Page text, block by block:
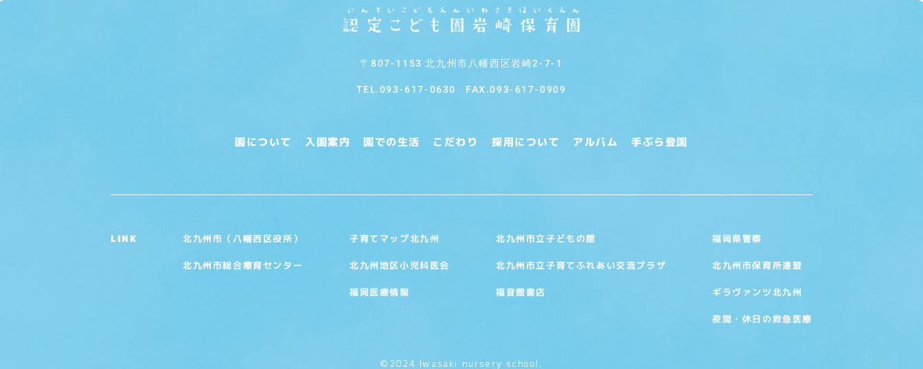
〒807-1153 北九州市八幡西区岩崎2-7-1
TEL.093-617-0630 FAX.093-617-0909
園について 入園案内 園での生活 こだわり 採用について アルバム 手ぶら登園
LINK 北九州市（八幡西区役所）
北九州市総合療育センター
子育てマップ北九州
北九州地区小児科医会
福岡医療情報
北九州市立子どもの館
北九州市立子育てふれあい交流プラザ
福音館書店
福岡県警察
北九州市保育所連盟
ギラヴァンツ北九州
夜間・休日の救急医療
©2024 Iwasaki nursery school.